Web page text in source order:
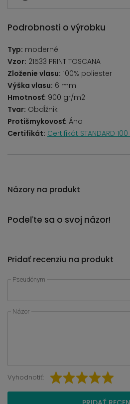
Podrobnosti o výrobku
Typ: moderné
Vzor: 21533 PRINT TOSCANA
Zloženie vlasu: 100% poliester
Výška vlasu: 6 mm
Hmotnosť: 900 gr/m2
Tvar: Obdĺžnik
Protišmykovosť: Áno
Certifikát: Certifikát STANDARD
Názory na produkt
Podeľte sa o svoj názor!
Pridať recenziu na produkt
Pseudónym
Názor
Vyhodnotiť: